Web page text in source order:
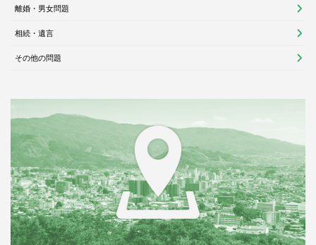
離婚・男女問題
相続・遺言
その他の問題